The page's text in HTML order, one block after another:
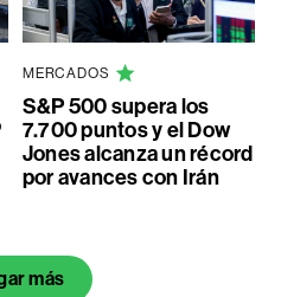
MERCADOS
S&P 500 supera los
7.700 puntos y el Dow
Jones alcanza un récord
por avances con Irán
más